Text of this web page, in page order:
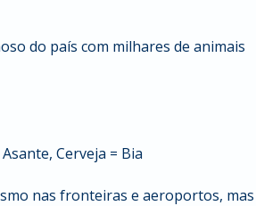
do país com milhares de animais
Cerveja = Bia
nas fronteiras e aeroportos, mas